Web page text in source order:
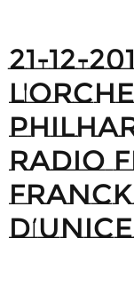
21-12-
RADIO